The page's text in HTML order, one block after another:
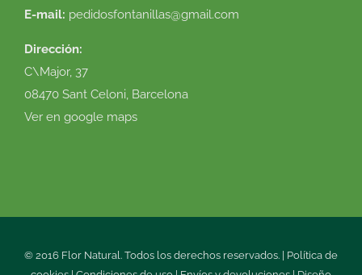
E-mail: pedidosfontanillas@gmail.com
Dirección:
C\Major, 37
08470 Sant Celoni, Barcelona
Ver en google maps
© 2016 Flor Natural. Todos los derechos reservados. | Política de